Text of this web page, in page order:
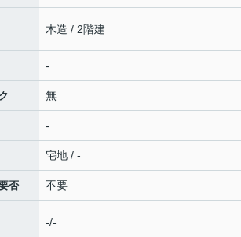
木造 / 2階建
-
無
-
宅地 / -
否 不要
-/-